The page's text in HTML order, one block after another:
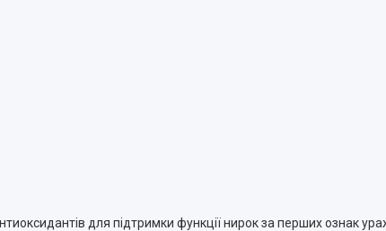
для підтримки функції нирок за перших ознак